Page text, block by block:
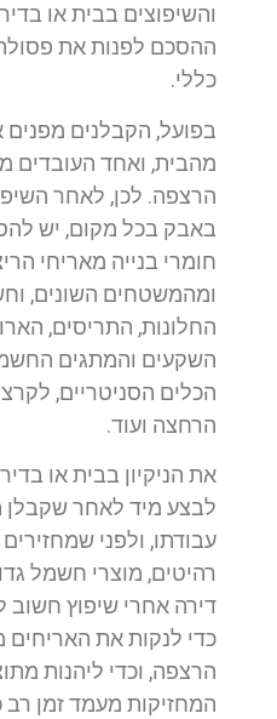
והשיפוצים בבית או
ההסכם לפנות את פסולת
כללי.
בפועל, הקבלנים מפנים
מהבית, ואחד העובדים
הרצפה. לכן, לאחר
באבק בכל מקום, יש
חומרי בנייה מאריחי
ומהמשטחים השונים,
החלונות, התריסים,
השקעים והמתגים
הכלים הסניטריים,
הרחצה ועוד.
את הניקיון בבית או
לבצע מיד לאחר שקבלן
עבודתו, ולפני
רהיטים, מוצרי חשמל
דירה אחרי שיפוץ
כדי לנקות את
הרצפה, וכדי ליהנות
המחזיקות מעמד זמן רב